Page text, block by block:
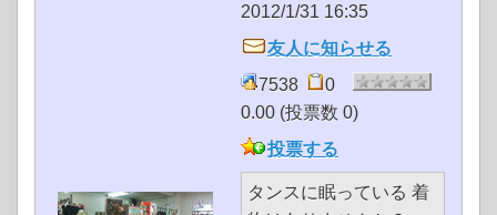
2012/1/31 16:35
友人に知らせる
7538
0
0.00 (投票数 0)
投票する
タンスに眠っている 着